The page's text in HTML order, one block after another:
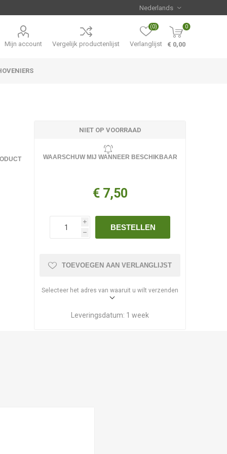
Mijn account Vergelijk productenlijst Verlanglijst
(0) 0
€ 0,00
NIET OP VOORRAAD
WAARSCHUW MIJ WANNEER BESCHIKBAAR
€ 7,50
i
h
BESTELLEN
TOEVOEGEN AAN VERLANGLIJST
Selecteer het adres van waaruit u wilt verzenden
Leveringsdatum: 1 week